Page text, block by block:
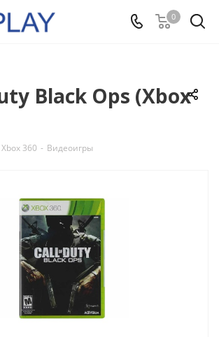
0
Black Ops (Xbox
Xbox 360 - Видеоигры